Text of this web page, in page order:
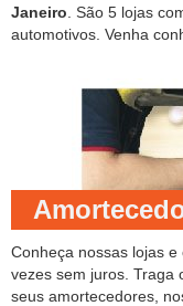
Janeiro . São 5 lojas
automotivos. Venha
Conheça nossas lojas e
vezes sem juros. Traga
seus amortecedores,